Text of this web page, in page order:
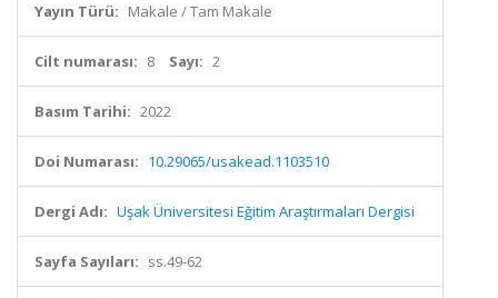
Yayın Türü: Makale / Tam Makale
Cilt numarası: 8 Sayı: 2
Basım Tarihi: 2022
Doi Numarası: 10.29065/usakead.1103510
Dergi Adı: Uşak Üniversitesi Eğitim Araştırmaları Dergisi
Sayfa Sayıları: ss.49-62